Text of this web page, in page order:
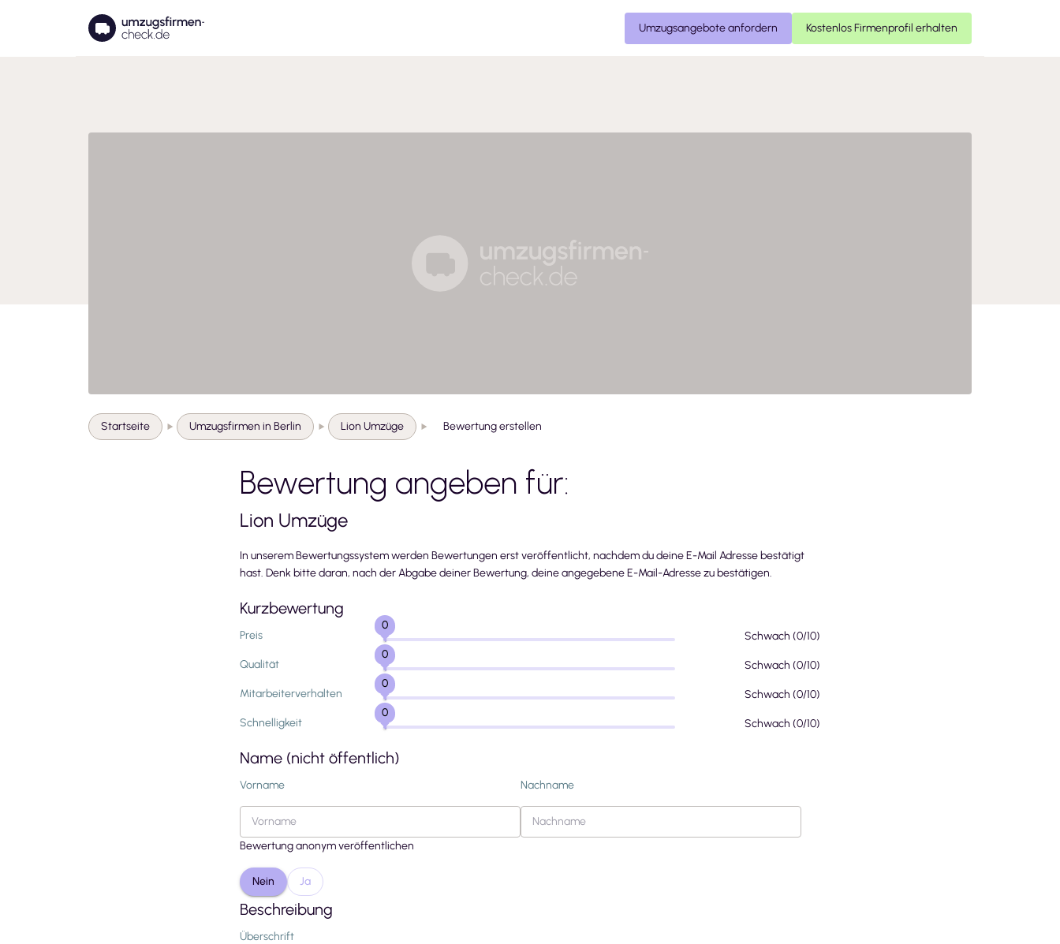
Umzugsangebote anfordern Kostenlos Firmenprofil erhalten
Startseite Umzugsfirmen in Berlin Lion Umzüge Bewertung erstellen
Bewertung angeben für:
Lion Umzüge
In unserem Bewertungssystem werden Bewertungen erst veröffentlicht, nachdem du deine E-Mail Adresse bestätigt
hast. Denk bitte daran, nach der Abgabe deiner Bewertung, deine angegebene E-Mail-Adresse zu bestätigen.
Kurzbewertung
Preis
0
Schwach (0/10)
Qualität
0
Schwach (0/10)
Mitarbeiterverhalten
0
Schwach (0/10)
Schnelligkeit
0
Schwach (0/10)
Name (nicht öffentlich)
Vorname Nachname
Bewertung anonym veröffentlichen
Nein Ja
Beschreibung
Überschrift